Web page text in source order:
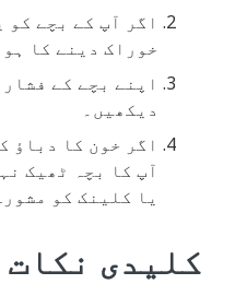
اگر آپ کے بچے کو
خوراک دینے کا
دیکھیں۔
اگر خون کا دباؤ
آپ کا بچہ ٹھیک
یا کلینک کو
کلیدی نکات